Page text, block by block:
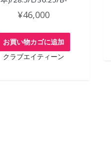
¥46,000
お買い物カゴに追加
クラブエイティーン